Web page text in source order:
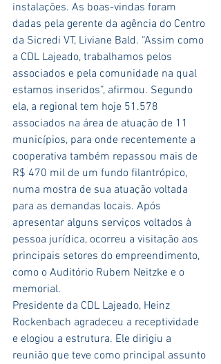
instalações. As boas-vindas foram
dadas pela gerente da agência do Centro
da Sicredi VT, Liviane Bald. “Assim como
a CDL Lajeado, trabalhamos pelos
associados e pela comunidade na qual
estamos inseridos”, afirmou. Segundo
ela, a regional tem hoje 51.578
associados na área de atuação de 11
municípios, para onde recentemente a
cooperativa também repassou mais de
R$ 470 mil de um fundo filantrópico,
numa mostra de sua atuação voltada
para as demandas locais. Após
apresentar alguns serviços voltados à
pessoa jurídica, ocorreu a visitação aos
principais setores do empreendimento,
como o Auditório Rubem Neitzke e o
memorial.
Presidente da CDL Lajeado, Heinz
Rockenbach agradeceu a receptividade
e elogiou a estrutura. Ele dirigiu a
reunião que teve como principal assunto